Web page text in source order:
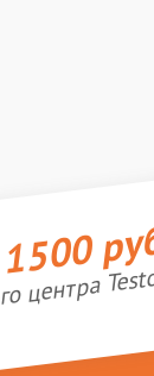
центра